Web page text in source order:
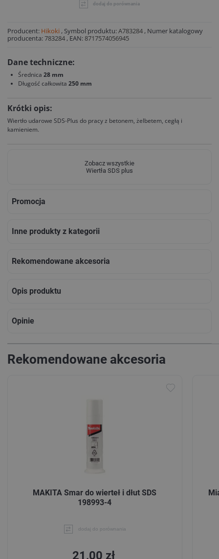
dodaj do porównania
Producent: Hikoki , Symbol produktu:A783284 , Numer katalogowy
producenta:783284 , EAN:8717574056945
Dane techniczne:
Średnica 28 mm
Długość całkowita 250 mm
Krótki opis:
Wiertło udarowe SDS-Plus do pracy z betonem, żelbetem, cegłą i
kamieniem.
Zobacz wszystkie
Wiertła SDS plus
Promocja
Inne produkty z kategorii
Rekomendowane akcesoria
Opis produktu
Opinie
Rekomendowane akcesoria
MAKITA Smar do wierteł i dłut SDS
198993-4
dodaj do porównania
21,00 zł